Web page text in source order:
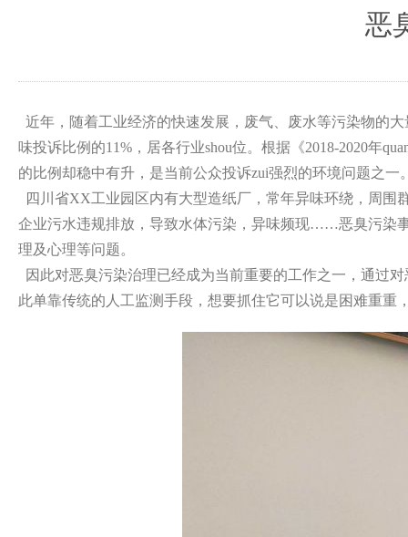
恶
近年，随着工业经济的快速发展，废气、废水等污染物的
味投诉比例的11%，居各行业shou位。根据《2018-2020年
的比例却稳中有升，是当前公众投诉zui强烈的环境问题之一
四川省XX工业园区内有大型造纸厂，常年异味环绕，周
企业污水违规排放，导致水体污染，异味频现……恶臭污染
理及心理等问题。
因此对恶臭污染治理已经成为当前重要的工作之一，通过
此单靠传统的人工监测手段，想要抓住它可以说是困难重